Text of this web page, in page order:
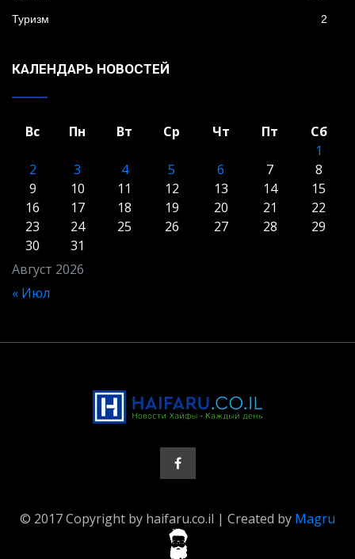
Туризм 2
КАЛЕНДАРЬ НОВОСТЕЙ
Август 2026
Вс Пн Вт Ср Чт Пт
Сб
1
2
3 4 5 6 7
8
9
10 11 12 13 14
15
16
17 18 19 20 21
22
23
24 25 26 27 28
29
30
31
« Июл
© 2017 Copyright by haifaru.co.il | Created by Magru